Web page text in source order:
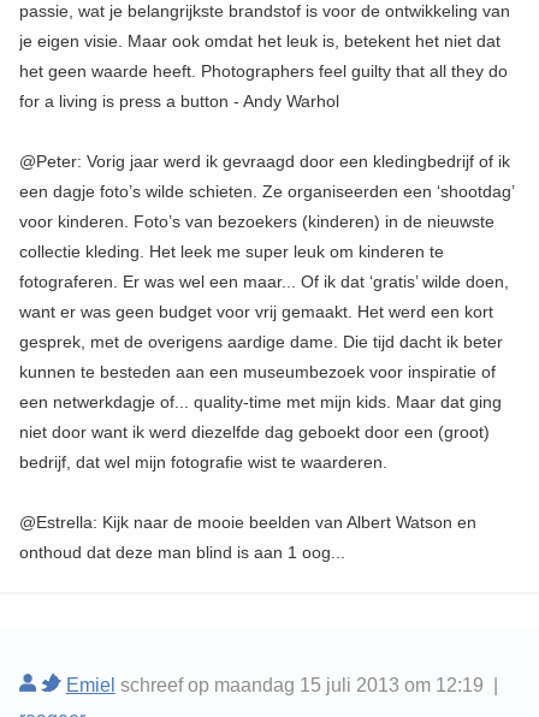
passie, wat je belangrijkste brandstof is voor de ontwikkeling van
je eigen visie. Maar ook omdat het leuk is, betekent het niet dat
het geen waarde heeft. Photographers feel guilty that all they do
for a living is press a button - Andy Warhol
@Peter: Vorig jaar werd ik gevraagd door een kledingbedrijf of ik
een dagje foto’s wilde schieten. Ze organiseerden een ‘shootdag’
voor kinderen. Foto’s van bezoekers (kinderen) in de nieuwste
collectie kleding. Het leek me super leuk om kinderen te
fotograferen. Er was wel een maar... Of ik dat ‘gratis’ wilde doen,
want er was geen budget voor vrij gemaakt. Het werd een kort
gesprek, met de overigens aardige dame. Die tijd dacht ik beter
kunnen te besteden aan een museumbezoek voor inspiratie of
een netwerkdagje of... quality-time met mijn kids. Maar dat ging
niet door want ik werd diezelfde dag geboekt door een (groot)
bedrijf, dat wel mijn fotografie wist te waarderen.
@Estrella: Kijk naar de mooie beelden van Albert Watson en
onthoud dat deze man blind is aan 1 oog...
Emiel schreef op maandag 15 juli 2013 om 12:19 |